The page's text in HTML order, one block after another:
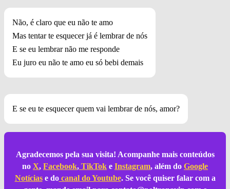
Não, é claro que eu não te amo
Mas tentar te esquecer já é lembrar de nós
E se eu lembrar não me responde
Eu juro eu não te amo eu só bebi demais
E se eu te esquecer quem vai lembrar de nós, amor?
Agradecemos pela sua visita! Acompanhe mais conteúdos
no X, Facebook, TikTok e Instagram, além do Google
Notíciase docanal do Youtube. Se você quiser falar com a